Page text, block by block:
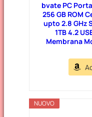
bvate PC
256 GB ROM
upto 2.8 GHz
1TB 4.2
Membrana
NUOVO